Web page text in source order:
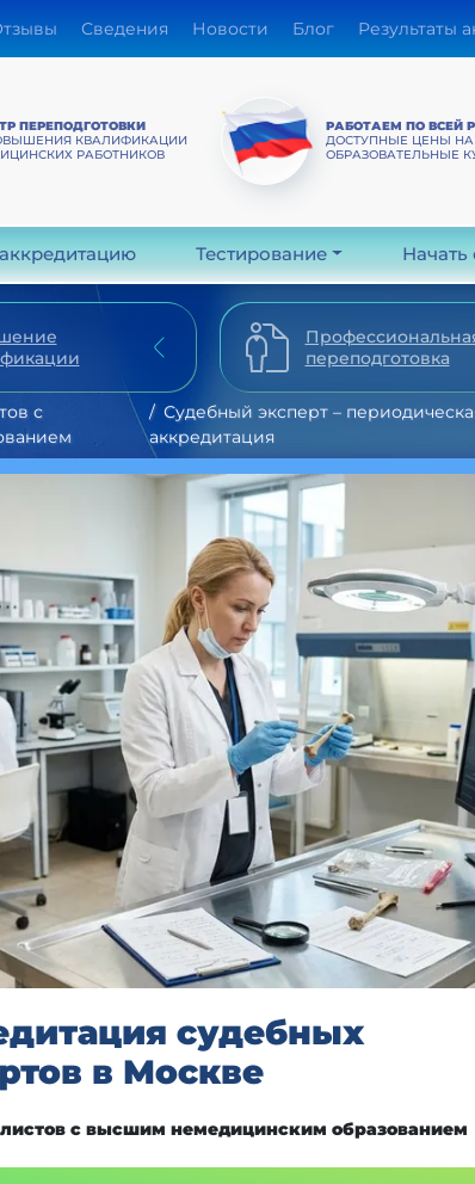
Сведения Новости Блог Результаты
ПЕРЕПОДГОТОВКИ
КВАЛИФИКАЦИИ
РАБОТНИКОВ
РАБОТАЕМ ПО ВСЕЙ
ДОСТУПНЫЕ ЦЕНЫ НА
ОБРАЗОВАТЕЛЬНЫЕ
Тестирование Начать
переподготовка
с
Судебный эксперт –
аккредитация
судебных
в Москве
с высшим немедицинским образованием